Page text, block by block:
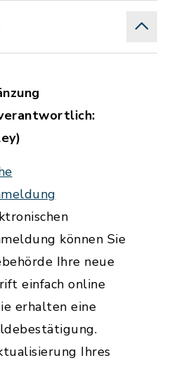
können Sie
Ihre neue
einfach online
erhalten eine
Ihres